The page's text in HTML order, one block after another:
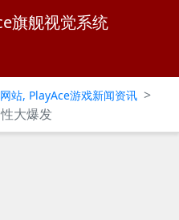
旗舰视觉系统
站, PlayAce游戏新闻资讯 >
大爆发